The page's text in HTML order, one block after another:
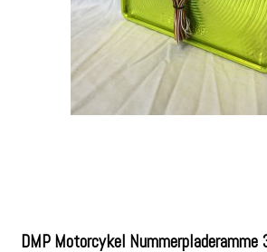
DMP Motorcykel Nummerpladeramme